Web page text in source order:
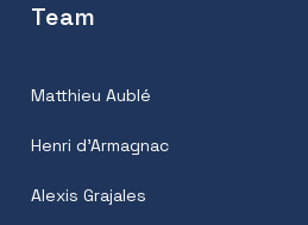
Team
Matthieu Aublé
Henri d’Armagnac
Alexis Grajales